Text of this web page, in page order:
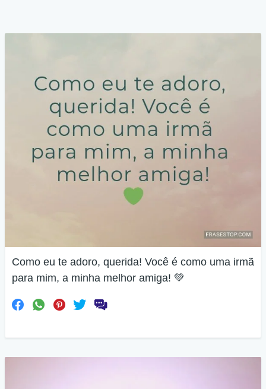
Como eu te adoro, querida! Você é como uma irmã
para mim, a minha melhor amiga! 💚